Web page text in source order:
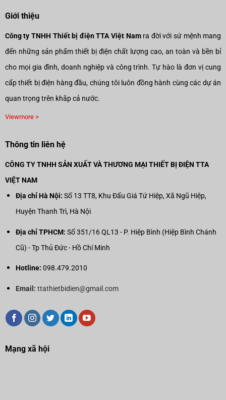
Giới thiệu
Công ty TNHH Thiết bị điện TTA Việt Namra đời với sứ mệnh mang
đến những sản phẩm thiết bị điện chất lượng cao, an toàn và bền bỉ
cho mọi gia đình, doanh nghiệp và công trình. Tự hào là đơn vị cung
cấp thiết bị điện hàng đầu, chúng tôi luôn đồng hành cùng các dự án
quan trọng trên khắp cả nước.
Viewmore >
Thông tin liên hệ
CÔNG TY TNHH SẢN XUẤT VÀ THƯƠNG MẠI THIẾT BỊ ĐIỆN TTA
VIỆT NAM
Địa chỉ Hà Nội: Số 13 TT8, Khu Đấu Giá Tứ Hiệp, Xã Ngũ Hiệp,
Huyện Thanh Trì, Hà Nội
Địa chỉ TPHCM: Số 351/16 QL13 - P. Hiệp Bình (Hiệp Bình Chánh
Cũ) - Tp Thủ Đức - Hồ Chí Minh
Hotline: 098.479.2010
Email: ttathietbidien@gmail.com
Mạng xã hội